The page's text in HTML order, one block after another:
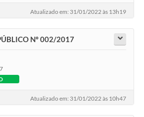
Atualizado em: 31/01/2022 às 13h19
Nº 002/2017
Atualizado em: 31/01/2022 às 10h47